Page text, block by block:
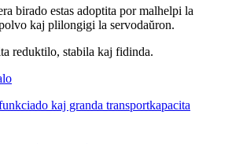
birado estas adoptita por malhelpi la
kaj plilongigi la servodaŭron.
reduktilo, stabila kaj fidinda.